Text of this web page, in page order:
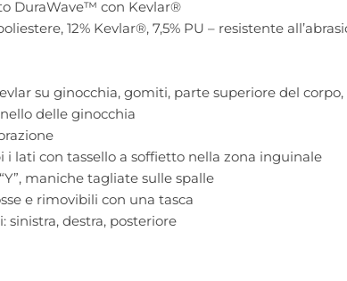
DuraWave™ con Kevlar®
12% Kevlar®, 7,5% PU – resistente
su ginocchia, gomiti, parte superiore del
delle ginocchia
i lati con tassello a soffietto nella zona inguinale
maniche tagliate sulle spalle
e rimovibili con una tasca
sinistra, destra, posteriore